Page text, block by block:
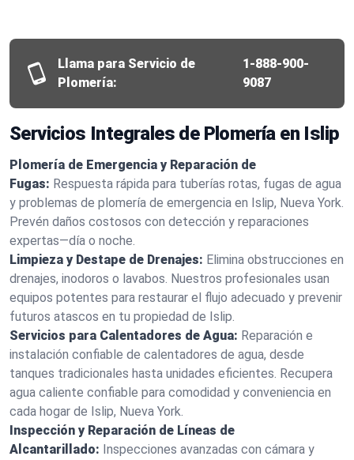
Llama para Servicio de
Plomería:
1-888-900-
9087
Servicios Integrales de Plomería en Islip
Plomería de Emergencia y Reparación de
Fugas: Respuesta rápida para tuberías rotas, fugas de agua
y problemas de plomería de emergencia en Islip, Nueva York.
Prevén daños costosos con detección y reparaciones
expertas—día o noche.
Limpieza y Destape de Drenajes: Elimina obstrucciones en
drenajes, inodoros o lavabos. Nuestros profesionales usan
equipos potentes para restaurar el flujo adecuado y prevenir
futuros atascos en tu propiedad de Islip.
Servicios para Calentadores de Agua: Reparación e
instalación confiable de calentadores de agua, desde
tanques tradicionales hasta unidades eficientes. Recupera
agua caliente confiable para comodidad y conveniencia en
cada hogar de Islip, Nueva York.
Inspección y Reparación de Líneas de
Alcantarillado: Inspecciones avanzadas con cámara y